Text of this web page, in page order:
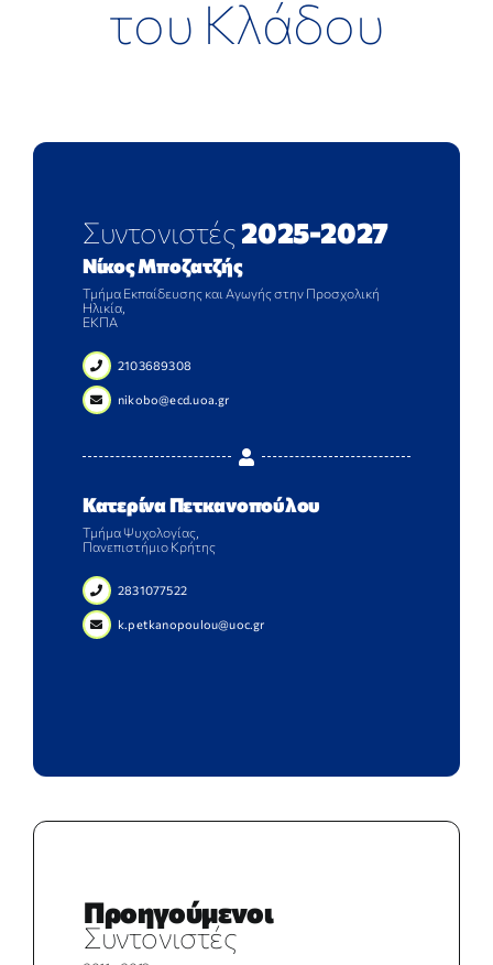
ΕΠΙΣΤΗΜΟΝΙΚΕΣ ΕΚΔΗΛΩΣΕΙΣ
ΕΠΙΚΟΙΝΩΝΙΑ
του Κλάδου
Συντονιστές2025-2027
Νίκος Μποζατζής
Τμήμα Εκπαίδευσης και Αγωγής στην Προσχολική
Ηλικία,
ΕΚΠΑ
2103689308
nikobo@ecd.uoa.gr
Κατερίνα Πετκανοπούλου
Τμήμα Ψυχολογίας,
Πανεπιστήμιο Κρήτης
2831077522
k.petkanopoulou@uoc.gr
Προηγούμενοι
Συντονιστές